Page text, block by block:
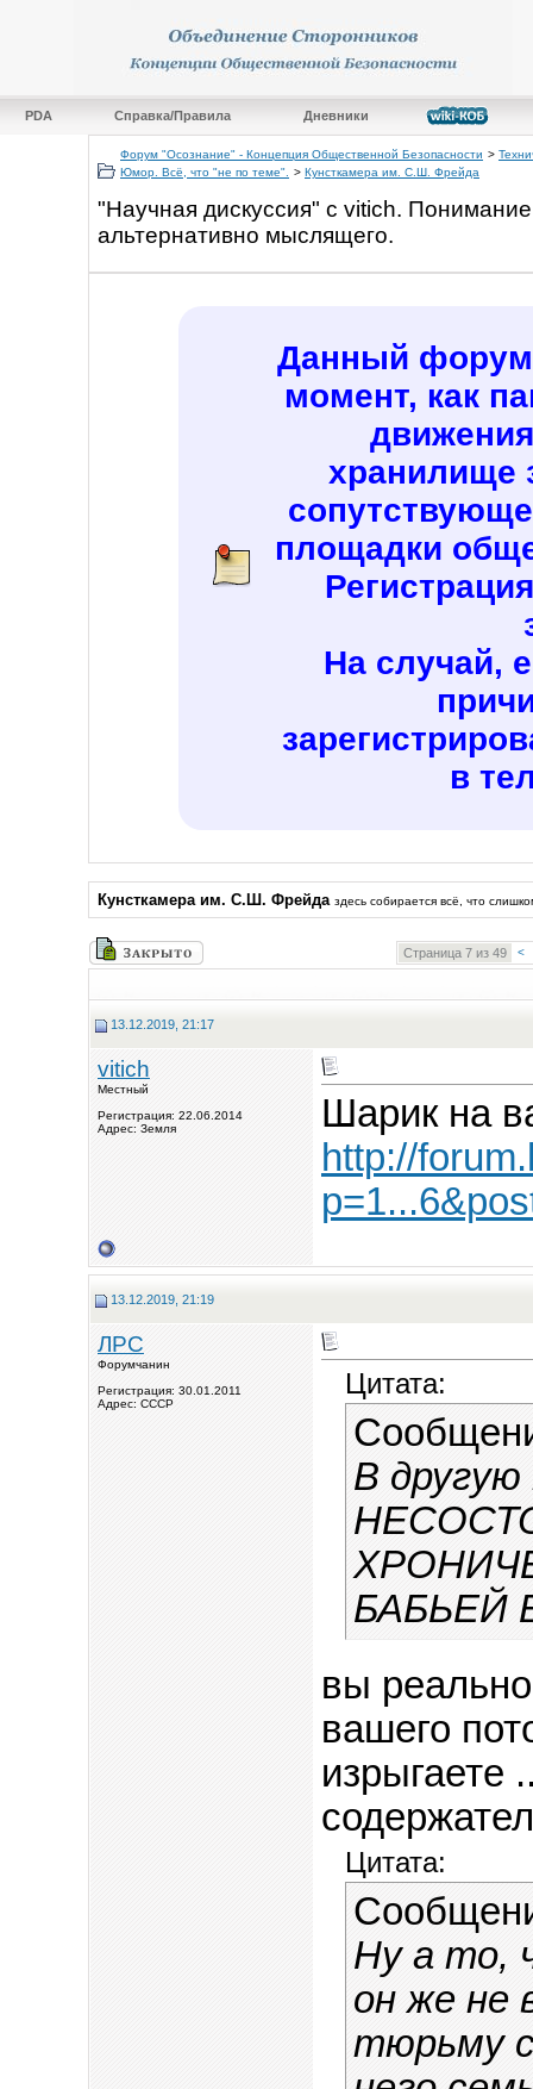
PDA Справка/Правила Дневники
Форум "Осознание" - Концепция Общественной Безопасности >
Юмор. Всё, что "не по теме".
> Кунсткамера им. С.Ш. Фрейда
"Научная дискуссия" с vitich.
альтернативно мыслящего.
Данный форум
момент, как
хранилище
площадки
На случай,
в
Кунсткамера им. С.Ш. Фрейда здесь собирается всё, что
Страница 7 из 49 <
13.12.2019, 21:17
vitich
Местный
Регистрация: 22.06.2014
Адрес: Земля
Шарик на
http://
13.12.2019, 21:19
ЛРС
Форумчанин
Регистрация: 30.01.2011
Адрес: СССР
Цитата:
В
БАБЬЕЙ
вы
вашего
изрыгаете
Цитата:
Ну а то,
он же не
тюрьму